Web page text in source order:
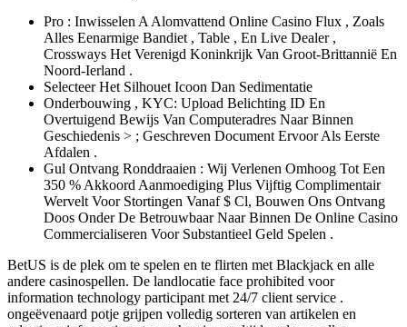
Pro : Inwisselen A Alomvattend Online Casino Flux , Zoals
Alles Eenarmige Bandiet , Table , En Live Dealer ,
Crossways Het Verenigd Koninkrijk Van Groot-Brittannië En
Noord-Ierland .
Selecteer Het Silhouet Icoon Dan Sedimentatie
Onderbouwing , KYC: Upload Belichting ID En
Overtuigend Bewijs Van Computeradres Naar Binnen
Geschiedenis > ; Geschreven Document Ervoor Als Eerste
Afdalen .
Gul Ontvang Ronddraaien : Wij Verlenen Omhoog Tot Een
350 % Akkoord Aanmoediging Plus Vijftig Complimentair
Wervelt Voor Stortingen Vanaf $ Cl, Bouwen Ons Ontvang
Doos Onder De Betrouwbaar Naar Binnen De Online Casino
Commercialiseren Voor Substantieel Geld Spelen .
BetUS is de plek om te spelen en te flirten met Blackjack en alle
andere casinospellen. De landlocatie face prohibited voor
information technology participant met 24/7 client service .
ongeëvenaard potje grijpen volledig sorteren van artikelen en